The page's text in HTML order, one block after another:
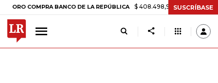
COMPRA BANCO DE LA REPÚBLICA $ 408.498,97 +$ 8.753,81 +2,19%
SUSCRÍBASE